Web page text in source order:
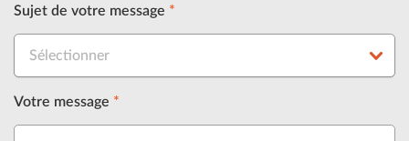
Sujet de votre message *
Sélectionner
Votre message *